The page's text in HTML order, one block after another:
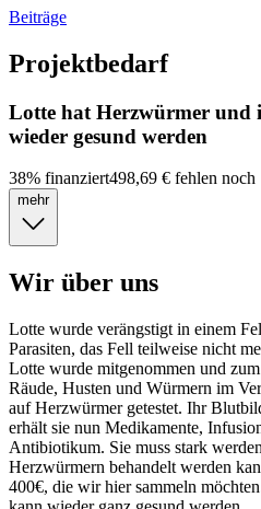
Beiträge
Projektbedarf
Lotte hat Herzwürmer und
wieder gesund werden
38% finanziert498,69 € fehlen noch
mehr
Wir über uns
Lotte wurde verängstigt in einem
Parasiten, das Fell teilweise nicht
Lotte wurde mitgenommen und
Räude, Husten und Würmern im
auf Herzwürmer getestet. Ihr
erhält sie nun Medikamente,
Antibiotikum. Sie muss stark
Herzwürmern behandelt werden
400€, die wir hier sammeln